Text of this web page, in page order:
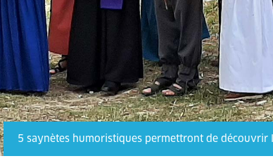
5 saynètes humoristiques permettront de découvrir